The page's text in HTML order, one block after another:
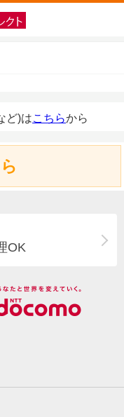
ど)はこちらから
OK